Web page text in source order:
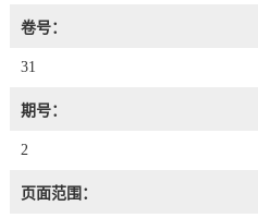
卷号：
31
期号：
2
页面范围：